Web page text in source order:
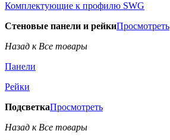
Комплектующие к профилю SWG
Стеновые панели и рейкиПросмотреть
Назад к Все товары
Панели
Рейки
ПодсветкаПросмотреть
Назад к Все товары